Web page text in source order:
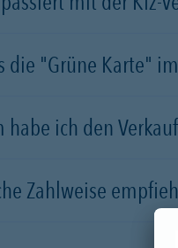
die "Grüne Karte"
habe ich den
Zahlweise